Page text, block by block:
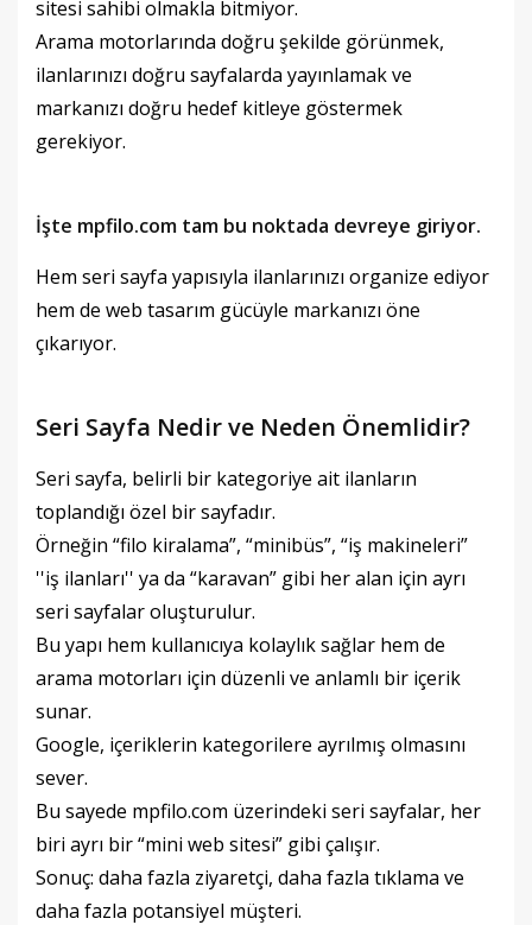
sitesi sahibi olmakla bitmiyor.
Arama motorlarında doğru şekilde görünmek,
ilanlarınızı doğru sayfalarda yayınlamak ve
markanızı doğru hedef kitleye göstermek
gerekiyor.
İşte mpfilo.com tam bu noktada devreye giriyor.
Hem seri sayfa yapısıyla ilanlarınızı organize ediyor
hem de web tasarım gücüyle markanızı öne
çıkarıyor.
Seri Sayfa Nedir ve Neden Önemlidir?
Seri sayfa, belirli bir kategoriye ait ilanların
toplandığı özel bir sayfadır.
Örneğin “filo kiralama”, “minibüs”, “iş makineleri”
''iş ilanları'' ya da “karavan” gibi her alan için ayrı
seri sayfalar oluşturulur.
Bu yapı hem kullanıcıya kolaylık sağlar hem de
arama motorları için düzenli ve anlamlı bir içerik
sunar.
Google, içeriklerin kategorilere ayrılmış olmasını
sever.
Bu sayede mpfilo.com üzerindeki seri sayfalar, her
biri ayrı bir “mini web sitesi” gibi çalışır.
Sonuç: daha fazla ziyaretçi, daha fazla tıklama ve
daha fazla potansiyel müşteri.